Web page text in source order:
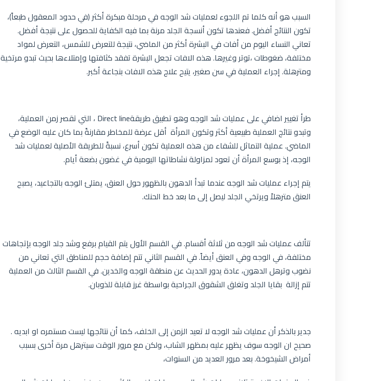
السبب هو أنه كلما تم اللجوء لعمليات شد الوجه في مرحلة مبكرة أكثر (في حدود المعقول طبعاً)،
تكون النتائج أفضل. فعندها تكون أنسجة الجلد مرنة بما فيه الكفاية للحصول على نتيجة أفضل.
تعاني النساء اليوم من أفات في البشرة أكثر من الماضي، نتيجة للتعرض للشمس، التعرض لمواد
مختلفة، ضغوطات ،توتر وغيرها. هذه الافات تجعل البشرة تفقد كثافتها وإمتلاءها بحيث تبدو مرتخية
ومترهلة. إجراء العملية في سن صغير، يتيح علاج هذه الافات بنجاعة أكبر.
طرأ تغيير اضافي على عمليات شد الوجه وهو تطبيق طريقةDirect line ، التي تقصر زمن العملية،
وتبدو نتائج العملية طبيعية أكثر وتكون المرأة أقل عرضة للمخاطر مقارنةً بما كان عليه الوضع في
الماضي. عملية التماثل للشفاء من هذه العملية تكون أسرع، نسبةً للطريقة الأصلية لعمليات شد
الوجه، إذ بوسع المرأة أن تعود لمزاولة نشاطاتها اليومية في غضون بضعة أيام.
يتم إجراء عمليات شد الوجه عندما تبدأ الدهون بالظهور حول العنق، يمتلئ الوجه بالتجاعيد، يصبح
العنق مترهلاً ويرتخي الجلد ليصل إلى ما بعد خط الحنك.
تتألف عمليات شد الوجه من ثلاثة أقسام. في القسم الأول يتم القيام برفع وشد جلد الوجه بإتجاهات
مختلفة، في الوجه وفي العنق أيضاً. في القسم الثاني تتم إضافة حجم للمناطق التي تعاني من
نضوب وترهل الدهون، عادة يدور الحديث عن منطقة الوجه والخدين. في القسم الثالث من العملية
تتم إزالة بقايا الجلد وتغلق الشقوق الجراحية بواسطة غرز قابلة للذوبان.
جدير بالذكر أن عمليات شد الوجه لا تعيد الزمن إلى الخلف، كما أن نتائجها ليست مستمره او ابديه .
صحيح ان الوجه سوف يظهر عليه بمظهر الشاب، ولكن مع مرور الوقت سيترهل مرة أخرى بسبب
أمراض الشيخوخة. بعد مرور العديد من السنوات،